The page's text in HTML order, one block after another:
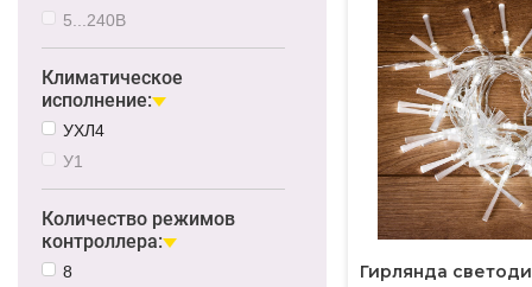
5...240В
Климатическое
исполнение:
УХЛ4
У1
Количество режимов
контроллера:
8
Гирлянда